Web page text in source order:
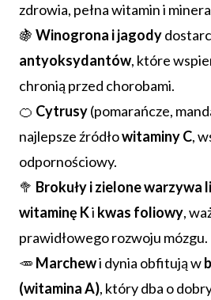
zdrowia, pełna witamin i
🍇 Winogrona i jagody
antyoksydantów, które
chronią przed chorobami.
🍊 Cytrusy(pomarańcze,
najlepsze źródłowitaminy C,
odpornościowy.
🥦 Brokuły i zielone warzywa
witaminę Ki kwas foliowy,
prawidłowego rozwoju mózgu.
🥕 Marchewi dynia obfitują w
(witamina A), który dba o